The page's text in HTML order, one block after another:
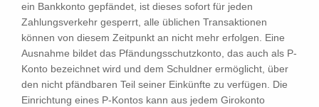
ein Bankkonto gepfändet, ist dieses sofort für jeden
Zahlungsverkehr gesperrt, alle üblichen Transaktionen
können von diesem Zeitpunkt an nicht mehr erfolgen. Eine
Ausnahme bildet das Pfändungsschutzkonto, das auch als P-
Konto bezeichnet wird und dem Schuldner ermöglicht, über
den nicht pfändbaren Teil seiner Einkünfte zu verfügen. Die
Einrichtung eines P-Kontos kann aus jedem Girokonto